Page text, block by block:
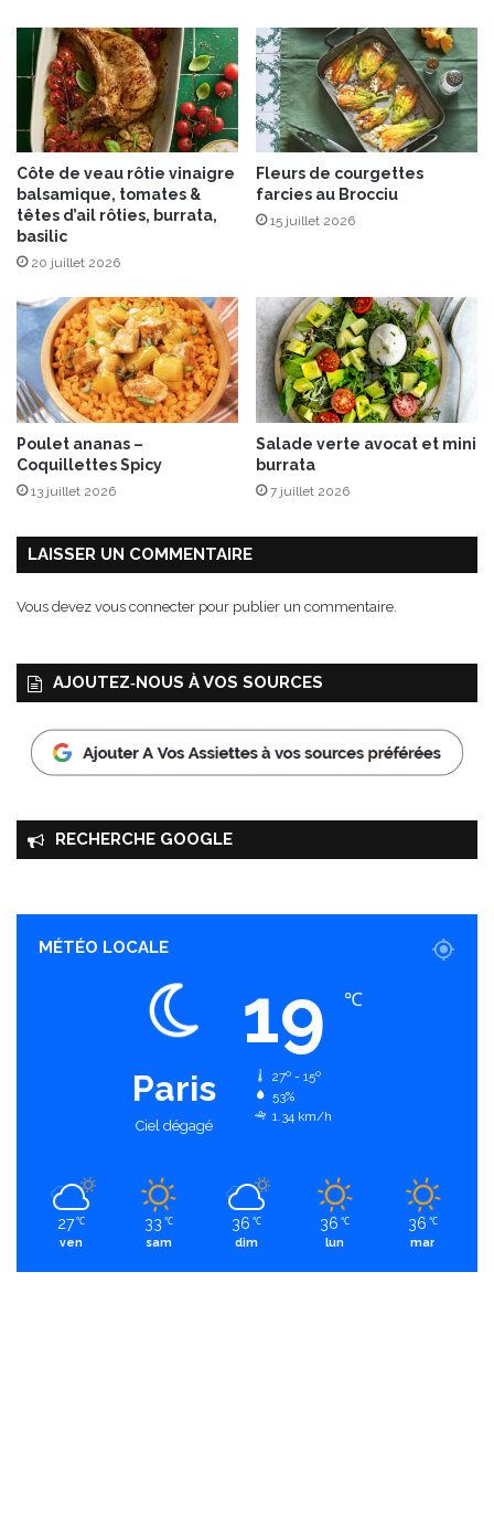
E
m
m
e
n
t
a
Côte de veau rôtie vinaigre
balsamique, tomates &
têtes d’ail rôties, burrata,
basilic
20 juillet 2026
Fleurs de courgettes
farcies au Brocciu
15 juillet 2026
Poulet ananas –
Coquillettes Spicy
13 juillet 2026
Salade verte avocat et mini
burrata
7 juillet 2026
LAISSER UN COMMENTAIRE
Vous devez vous connecter pour publier un commentaire.
AJOUTEZ‑NOUS À VOS SOURCES
RECHERCHE GOOGLE
MÉTÉO LOCALE
Paris
Ciel dégagé
19 ℃
27º - 15º
53%
1.34 km/h
27 ℃
ven
33 ℃
sam
36 ℃
dim
36 ℃
lun
36 ℃
mar